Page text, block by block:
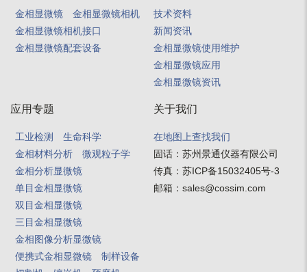
金相显微镜
金相显微镜相机
金相显微镜相机接口
金相显微镜配套设备
技术资料
新闻资讯
金相显微镜使用维护
金相显微镜应用
金相显微镜资讯
应用专题
工业检测
生命科学
金相材料分析
微观粒子学
金相分析显微镜
单目金相显微镜
双目金相显微镜
三目金相显微镜
金相图像分析显微镜
便携式金相显微镜
制样设备
关于我们
在地图上查找我们
固话： 苏州景通仪器有限公司
传真： 苏ICP备15032405号-3
邮箱： sales@cossim.com